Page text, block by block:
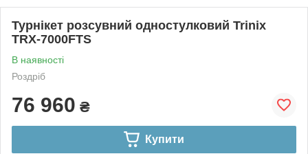
Турнікет розсувний одностулковий Trinix
TRX-7000FTS
В наявності
Роздріб
76 960 ₴
Купити